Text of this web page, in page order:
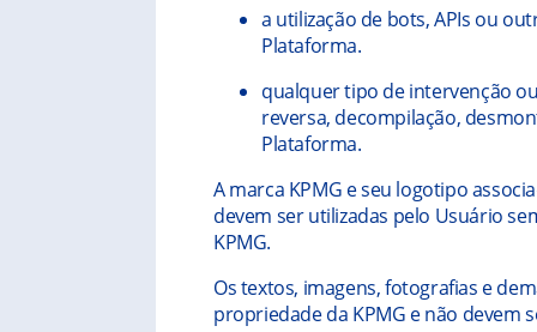
a utilização de bots, APIs ou
Plataforma.
qualquer tipo de intervenção
reversa, decompilação,
Plataforma.
A marca KPMG e seu logotipo
devem ser utilizadas pelo Usuário
KPMG.
Os textos, imagens, fotografias e
propriedade da KPMG e não devem